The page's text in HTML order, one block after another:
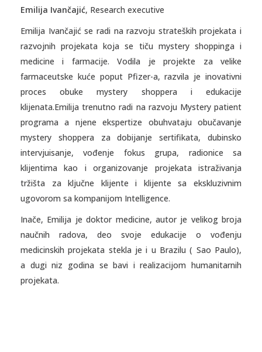
Emilija Ivančajić, Research executive
Emilija Ivančajić se radi na razvoju strateških projekata i
razvojnih projekata koja se tiču mystery shoppinga i
medicine i farmacije. Vodila je projekte za velike
farmaceutske kuće poput Pfizer-a, razvila je inovativni
proces obuke mystery shoppera i edukacije
klijenata.Emilija trenutno radi na razvoju Mystery patient
programa a njene ekspertize obuhvataju obučavanje
mystery shoppera za dobijanje sertifikata, dubinsko
intervjuisanje, vođenje fokus grupa, radionice sa
klijentima kao i organizovanje projekata istraživanja
tržišta za ključne klijente i klijente sa ekskluzivnim
ugovorom sa kompanijom Intelligence.
Inače, Emilija je doktor medicine, autor je velikog broja
naučnih radova, deo svoje edukacije o vođenju
medicinskih projekata stekla je i u Brazilu ( Sao Paulo),
a dugi niz godina se bavi i realizacijom humanitarnih
projekata.